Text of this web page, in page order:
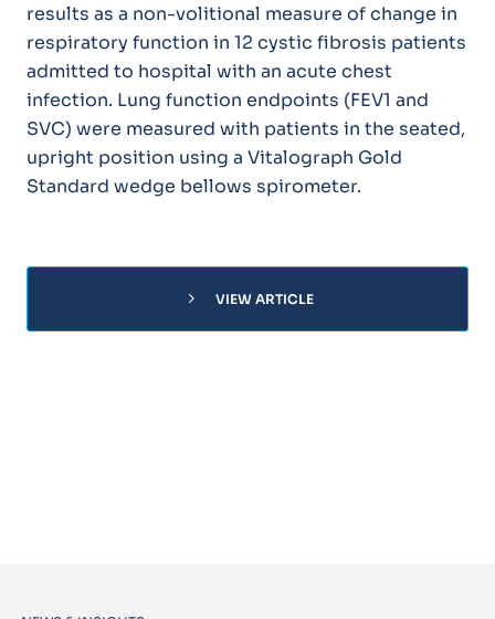
results as a non-volitional measure of change in
respiratory function in 12 cystic fibrosis patients
admitted to hospital with an acute chest
infection. Lung function endpoints (FEV1 and
SVC) were measured with patients in the seated,
upright position using a Vitalograph Gold
Standard wedge bellows spirometer.
chevron_right VIEW ARTICLE